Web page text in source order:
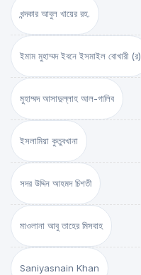
খন্দকার আবুল খায়ের রহ.
ইমাম মুহাম্মদ ইবনে ইসমাইল বোখারী (র)
মুহাম্মদ আসাদুল্লাহ আল-গালিব
ইসলামিয়া কুতুবখানা
সদর উদ্দিন আহমদ চিশতী
মাওলানা আবু তাহের মিসবাহ
Saniyasnain Khan